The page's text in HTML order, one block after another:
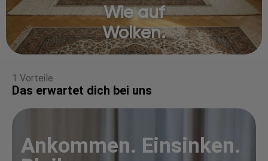
Wie auf
Wolken.
1 Vorteile
Das erwartet dich bei uns
Ankommen. Einsinken.